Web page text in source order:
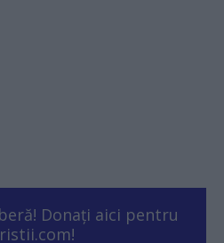
Donați aici pentru